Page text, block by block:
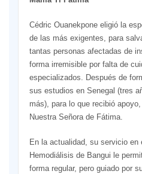
Cédric Ouanekpone eligió la
de las más exigentes, para
tantas personas afectadas de
forma irremisible por falta de
especializados. Después de
sus estudios en Senegal (tres
más), para lo que recibió
Nuestra Señora de Fátima.
En la actualidad, su servicio en
Hemodiálisis de Bangui le
forma regular, pero guiado por